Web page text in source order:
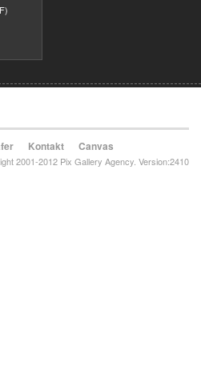
Kontakt Canvas
2001-2012 Pix Gallery Agency. Version:2410